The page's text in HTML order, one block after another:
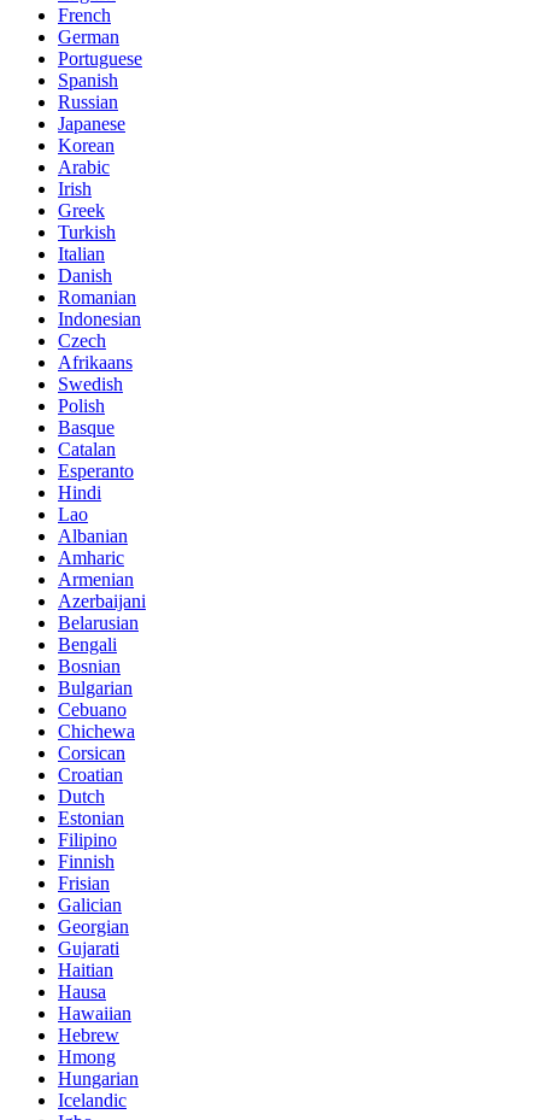
French
German
Portuguese
Spanish
Russian
Japanese
Korean
Arabic
Irish
Greek
Turkish
Italian
Danish
Romanian
Indonesian
Czech
Afrikaans
Swedish
Polish
Basque
Catalan
Esperanto
Hindi
Lao
Albanian
Amharic
Armenian
Azerbaijani
Belarusian
Bengali
Bosnian
Bulgarian
Cebuano
Chichewa
Corsican
Croatian
Dutch
Estonian
Filipino
Finnish
Frisian
Galician
Georgian
Gujarati
Haitian
Hausa
Hawaiian
Hebrew
Hmong
Hungarian
Icelandic